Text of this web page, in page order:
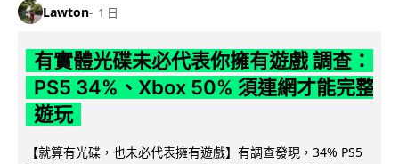
Lawton 1 日
有實體光碟未必代表你擁有遊戲 調查：
PS5 34%、Xbox 50% 須連網才能完整
遊玩
【就算有光碟，也未必代表擁有遊戲】有調查發現，34% PS5